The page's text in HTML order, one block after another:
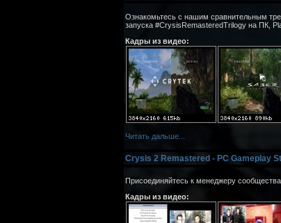
Ознакомьтесь с нашим сравнительным
запуска #CrysisRemasteredTrilogy на ПК,
Кадры из видео:
Читать дальше...
Crysis 2 Remastered - PC Gameplay
Присоединяйтесь к менеджеру
Кадры из видео: